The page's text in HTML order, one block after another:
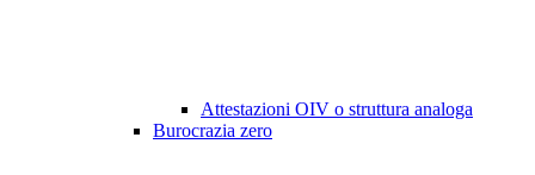
Attestazioni OIV o struttura analoga
Burocrazia zero